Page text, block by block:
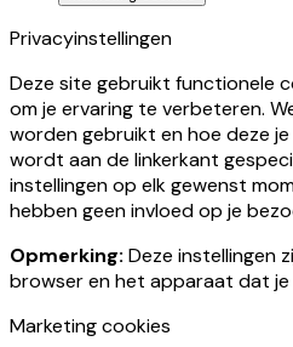
Privacyinstellingen
Deze site gebruikt functionele
om je ervaring te verbeteren.
worden gebruikt en hoe deze
wordt aan de linkerkant
instellingen op elk gewenst
hebben geen invloed op je
Opmerking: Deze instellingen
browser en het apparaat dat je
Marketing cookies